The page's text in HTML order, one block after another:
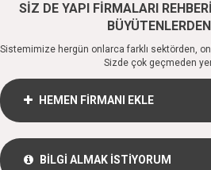
SİZ DE YAPI FİRMALARI
Sistemimize hergün onlarca farklı sektörden,
Sizde çok geçmeden
HEMEN FİRMANI EKLE
BİLGİ ALMAK İSTİYORUM